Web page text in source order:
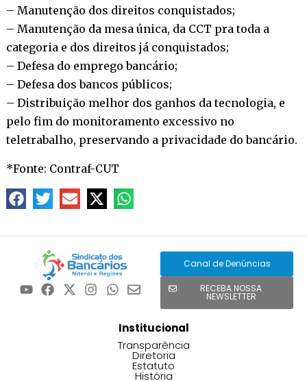
– Manutenção dos direitos conquistados;
– Manutenção da mesa única, da CCT pra toda a
categoria e dos direitos já conquistados;
– Defesa do emprego bancário;
– Defesa dos bancos públicos;
– Distribuição melhor dos ganhos da tecnologia, e
pelo fim do monitoramento excessivo no
teletrabalho, preservando a privacidade do bancário.
*Fonte: Contraf-CUT
Canal de Denúncias
RECEBA NOSSA
NEWSLETTER
Institucional
Transparência
Diretoria
Estatuto
História